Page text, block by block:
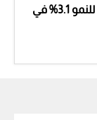
البنك الدولي: الاقتصاد السعودي مرشح للنمو 3.1% في